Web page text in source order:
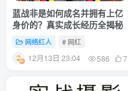
蓝战非是如何成名并拥有上亿
身价的？真实成长经历全揭秘
网络红人 # 网红
12月13日 23:04 586 7